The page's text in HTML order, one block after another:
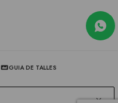
GUIA DE TALLES